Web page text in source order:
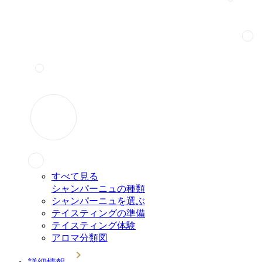
すべて見る
シャンパーニュの種類
シャンパーニュを選ぶ
テイスティングの準備
テイスティング体験
アロマ分類図